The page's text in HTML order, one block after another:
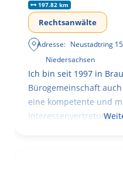
197.82 km
Rechtsanwälte
Adresse: Neustadtring 15
Niedersachsen
Ich bin seit 1997 in
Bürogemeinschaft
eine kompetente und
Interessenvertretung,